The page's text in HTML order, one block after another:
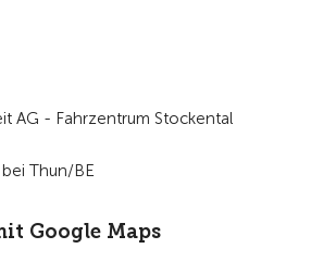
AG - Fahrzentrum Stockental
Thun/BE
Google Maps